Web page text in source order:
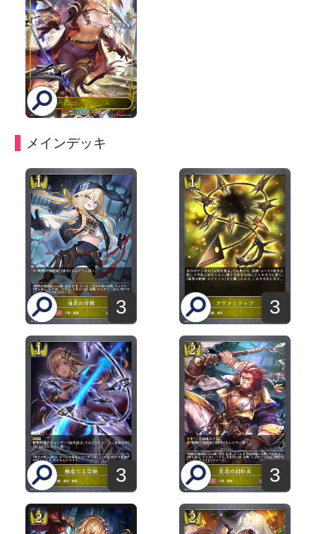
メインデッキ
3 3
3 3